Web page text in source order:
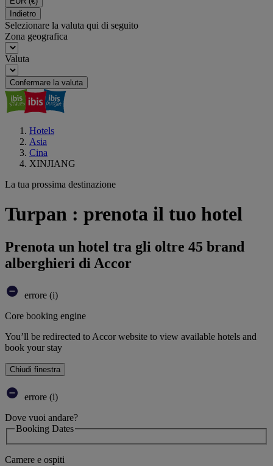
Indietro
Selezionare la valuta qui di seguito
Zona geografica
Valuta
Confermare la valuta
Hotels
Asia
Cina
XINJIANG
La tua prossima destinazione
Turpan : prenota il tuo hotel
Prenota un hotel tra gli oltre 45 brand
alberghieri di Accor
errore (i)
Core booking engine
You’ll be redirected to Accor website to view available hotels and
book your stay
Chiudi finestra
errore (i)
Dove vuoi andare?
Booking Dates
Camere e ospiti